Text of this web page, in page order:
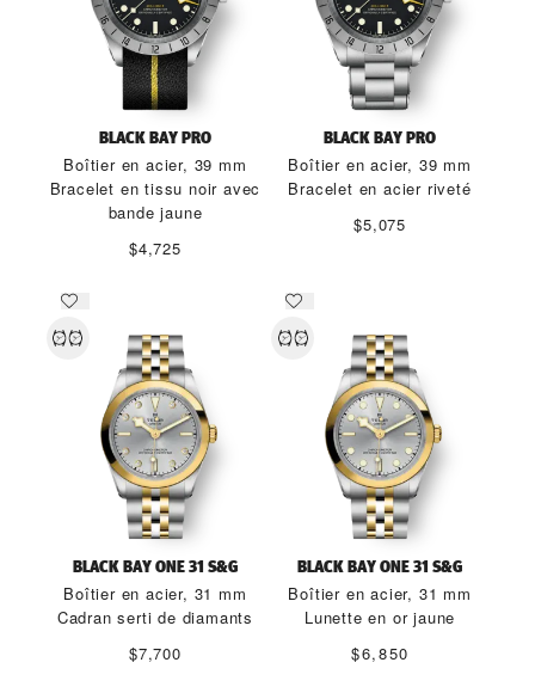
BLACK BAY PRO
Boîtier en acier, 39 mm
Bracelet en tissu noir avec
bande jaune
$4,725
BLACK BAY PRO
Boîtier en acier, 39 mm
Bracelet en acier riveté
$5,075
BLACK BAY ONE 31 S&G
Boîtier en acier, 31 mm
Cadran serti de diamants
$7,700
BLACK BAY ONE 31 S&G
Boîtier en acier, 31 mm
Lunette en or jaune
$6,850